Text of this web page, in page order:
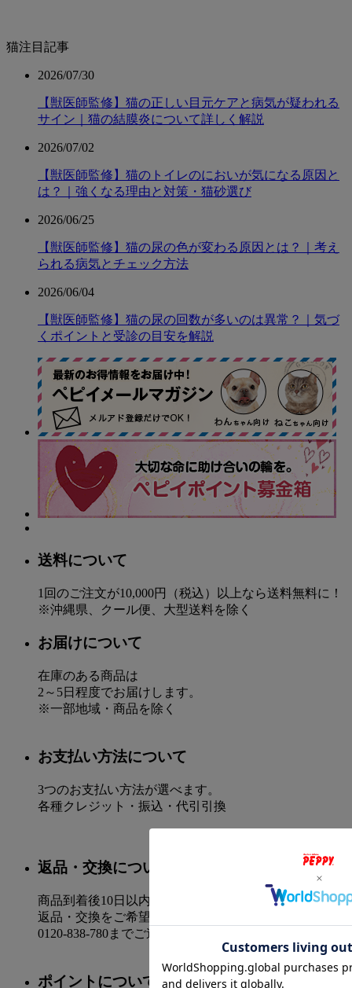
猫注目記事
2026/07/30
【獣医師監修】猫の正しい目元ケアと病気が疑われる
サイン｜猫の結膜炎について詳しく解説
2026/07/02
【獣医師監修】猫のトイレのにおいが気になる原因と
は？｜強くなる理由と対策・猫砂選び
2026/06/25
【獣医師監修】猫の尿の色が変わる原因とは？｜考え
られる病気とチェック方法
2026/06/04
【獣医師監修】猫の尿の回数が多いのは異常？｜気づ
くポイントと受診の目安を解説
送料について
1回のご注文が10,000円（税込）以上なら送料無料に！
※沖縄県、クール便、大型送料を除く
お届けについて
在庫のある商品は
2～5日程度でお届けします。
※一部地域・商品を除く
お支払い方法について
3つのお支払い方法が選べます。
各種クレジット・振込・代引引換
返品・交換について
商品到着後10日以内で承ります。
返品・交換をご希望の場合は必ず、
0120-838-780までご連絡下さい。
ポイントについて